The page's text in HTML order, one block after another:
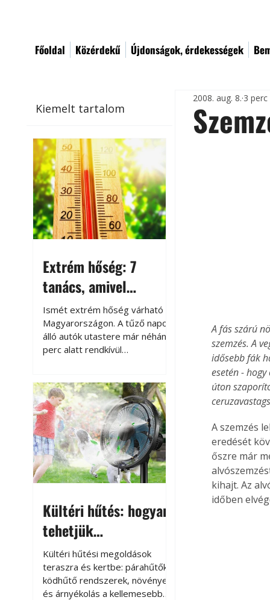
Főoldal Közérdekű Újdonságok, érdekességek
Kiemelt tartalom
Extrém hőség: 7
tanács, amivel
megóvhatjuk
autónkat a nyári
károktól
Ismét extrém hőség várható
Magyarországon. A tűző napon
álló autók utastere már néhány
perc alatt rendkívül
megközelítheti. Ez nemcsak a
beszállást teszi kellemetlenné,
hanem az autó állapotára és a
benne hagyott tárgyakra is
káros hatással lehet. Néhány
egyszerű óvintézkedéssel
azonban jelentősen
csökkenthetjük a hőség káros
Kültéri hűtés: hogyan
tehetjük
kellemesebbé a
teraszt és a kertet?
Kültéri hűtési megoldások
teraszra és kertbe: párahűtők,
ködhűtő rendszerek, növények
és árnyékolás a kellemesebb
2008. aug. 8. 3
A fás szárú
szemzés. A
idősebb fák
esetén -
úton
A szemzés
eredését
őszre már
kihajt. Az
időben